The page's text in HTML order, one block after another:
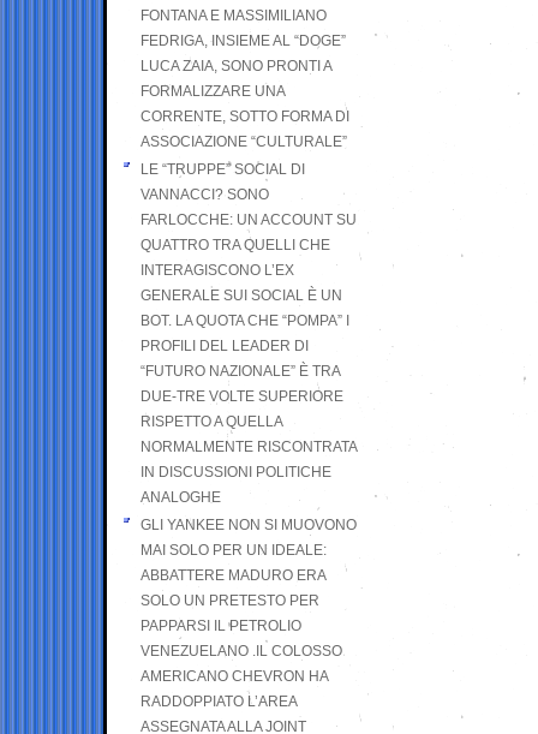
FONTANA E MASSIMILIANO
FEDRIGA, INSIEME AL “DOGE”
LUCA ZAIA, SONO PRONTI A
FORMALIZZARE UNA
CORRENTE, SOTTO FORMA DI
ASSOCIAZIONE “CULTURALE”
LE “TRUPPE” SOCIAL DI
VANNACCI? SONO
FARLOCCHE: UN ACCOUNT SU
QUATTRO TRA QUELLI CHE
INTERAGISCONO L’EX
GENERALE SUI SOCIAL È UN
BOT. LA QUOTA CHE “POMPA” I
PROFILI DEL LEADER DI
“FUTURO NAZIONALE” È TRA
DUE-TRE VOLTE SUPERIORE
RISPETTO A QUELLA
NORMALMENTE RISCONTRATA
IN DISCUSSIONI POLITICHE
ANALOGHE
GLI YANKEE NON SI MUOVONO
MAI SOLO PER UN IDEALE:
ABBATTERE MADURO ERA
SOLO UN PRETESTO PER
PAPPARSI IL PETROLIO
VENEZUELANO .IL COLOSSO
AMERICANO CHEVRON HA
RADDOPPIATO L’AREA
ASSEGNATA ALLA JOINT